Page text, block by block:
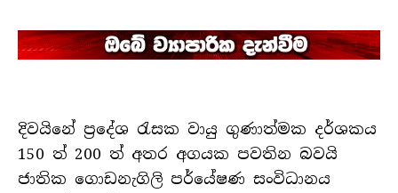
දිවයිනේ ප්‍රදේශ රැසක වායු ගුණාත්මක දර්ශකය
150 ත් 200 ත් අතර අගයක පවතින බවයි
ජාතික ගොඩනැගිලි පර්යේෂණ සංවිධානය